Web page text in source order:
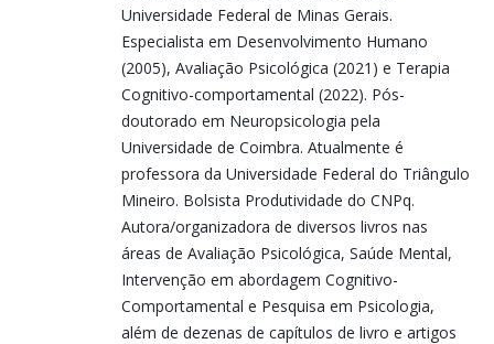
Universidade Federal de Minas Gerais.
Especialista em Desenvolvimento Humano
(2005), Avaliação Psicológica (2021) e Terapia
Cognitivo-comportamental (2022). Pós-
doutorado em Neuropsicologia pela
Universidade de Coimbra. Atualmente é
professora da Universidade Federal do Triângulo
Mineiro. Bolsista Produtividade do CNPq.
Autora/organizadora de diversos livros nas
áreas de Avaliação Psicológica, Saúde Mental,
Intervenção em abordagem Cognitivo-
Comportamental e Pesquisa em Psicologia,
além de dezenas de capítulos de livro e artigos